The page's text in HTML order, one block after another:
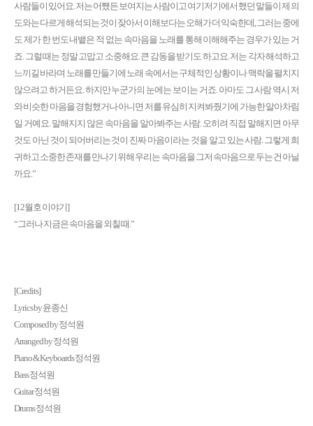
사람들이 있어요. 저는 어쨌든 보여지는 사람이고 여기저기에서 했던 말들이 제 의
도와는 다르게 해석되는 것이 잦아서 이해보다는 오해가 더 익숙한데, 그러는 중에
도 제가 한 번도 내뱉은 적 없는 속마음을 노래를 통해 이해해주는 경우가 있는 거
죠. 그럴 때는 정말 고맙고 소중해요. 큰 감동을 받기도 하고요. 저는 각자 해석하고
느끼길 바라며 노래를 만들기에 노래 속에서는 구체적인 상황이나 맥락을 펼치지
않으려고 하거든요. 하지만 누군가의 눈에는 보이는 거죠. 아마도 그 사람 역시 저
와 비슷한 마음을 경험했거나 아니면 저를 유심히 지켜봐줬기에 가능한 알아차림
일 거예요. 말해지지 않은 속마음을 알아봐주는 사람. 오히려 직접 말해지면 아무
것도 아닌 것이 되어버리는 것이 진짜 마음이라는 것을 알고 있는 사람. 그렇게 희
귀하고 소중한 존재를 만나기 위해 우리는 속마음을 그저 속마음으로 두는 건 아닐
까요.”
[12월호 이야기]
“그러나 지금은 속마음을 외칠 때.”
[Credits]
Lyrics by 윤종신
Composed by 정석원
Arranged by 정석원
Piano & Keyboards 정석원
Bass 정석원
Guitar 정석원
Drums 정석원